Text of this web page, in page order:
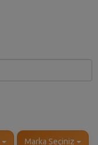
Marka Seçiniz